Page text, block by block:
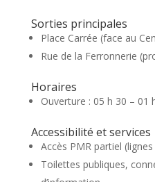
Sorties principales
Place Carrée (face au
Rue de la Ferronnerie
Horaires
Ouverture : 05 h 30 – 01
Accessibilité et services
Accès PMR partiel
Toilettes publiques,